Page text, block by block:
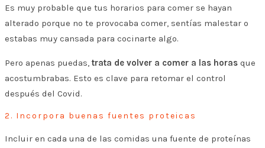
Es muy probable que tus horarios para comer se hayan
alterado porque no te provocaba comer, sentías malestar o
estabas muy cansada para cocinarte algo.
Pero apenas puedas, trata de volver a comer a las horas que
acostumbrabas. Esto es clave para retomar el control
después del Covid.
2. Incorpora buenas fuentes proteicas
Incluir en cada una de las comidas una fuente de proteínas